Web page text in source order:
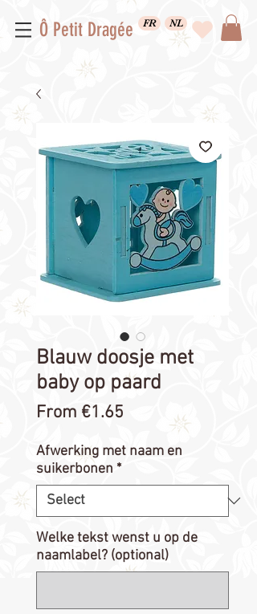
Ô Petit Dragée FR NL
Blauw doosje met
baby op paard
From €1.65
Afwerking met naam en
suikerbonen *
Welke tekst wenst u op de
naamlabel? (optional)